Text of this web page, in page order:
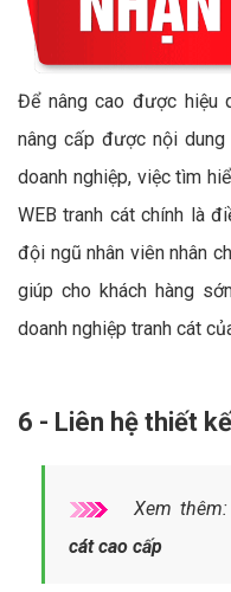
Để nâng cao được hiệu
nâng cấp được nội
doanh nghiệp, việc tìm
WEB tranh cát chính là
đội ngũ nhân viên nhân
giúp cho khách hàng
doanh nghiệp tranh cát
6 - Liên hệ thiết
Xem thêm:
cát cao cấp